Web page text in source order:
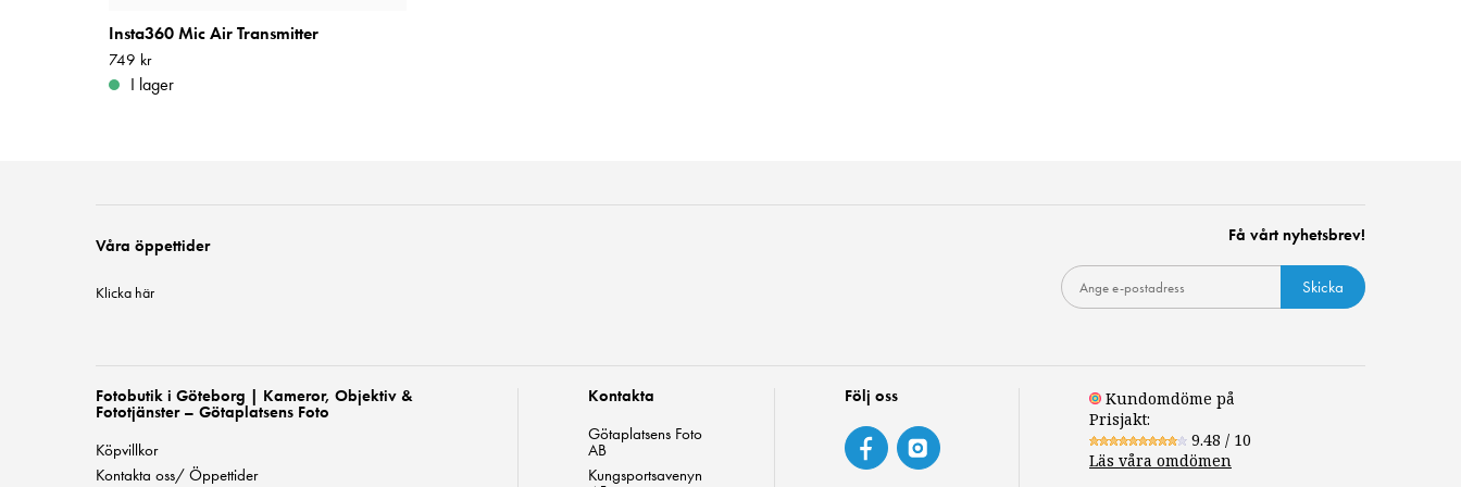
Insta360 Mic Air Transmitter
Pris: 749 kr
749 kr
I lager
Våra öppettider
Klicka här
Få vårt nyhetsbrev!
Skicka
Fotobutik i Göteborg | Kameror, Objektiv &
Fototjänster – Götaplatsens Foto
Köpvillkor
Kontakta oss/ Öppettider
Kontakta
Götaplatsens Foto
AB
Kungsportsavenyn
Följ oss